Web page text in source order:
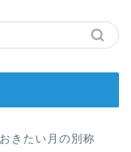
きたい月の別称